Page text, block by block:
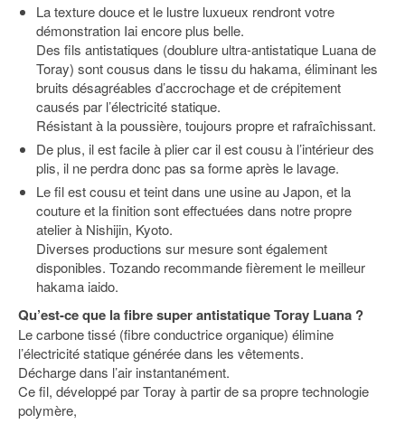
La texture douce et le lustre luxueux rendront votre
démonstration Iai encore plus belle.
Des fils antistatiques (doublure ultra-antistatique Luana de
Toray) sont cousus dans le tissu du hakama, éliminant les
bruits désagréables d’accrochage et de crépitement
causés par l’électricité statique.
Résistant à la poussière, toujours propre et rafraîchissant.
De plus, il est facile à plier car il est cousu à l’intérieur des
plis, il ne perdra donc pas sa forme après le lavage.
Le fil est cousu et teint dans une usine au Japon, et la
couture et la finition sont effectuées dans notre propre
atelier à Nishijin, Kyoto.
Diverses productions sur mesure sont également
disponibles. Tozando recommande fièrement le meilleur
hakama iaido.
Qu’est-ce que la fibre super antistatique Toray Luana ?
Le carbone tissé (fibre conductrice organique) élimine
l’électricité statique générée dans les vêtements.
Décharge dans l’air instantanément.
Ce fil, développé par Toray à partir de sa propre technologie
polymère,